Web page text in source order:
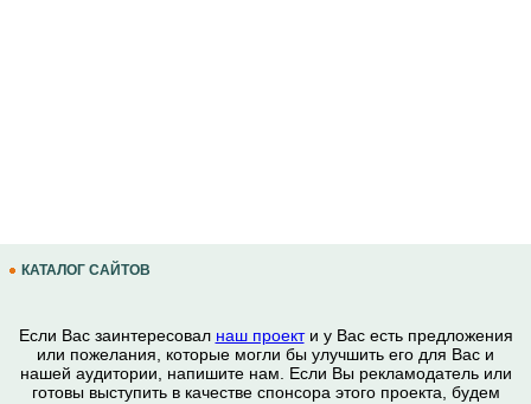
КАТАЛОГ САЙТОВ
Если Вас заинтересовал наш проекти у Вас есть предложения
или пожелания, которые могли бы улучшить его для Вас и
нашей аудитории, напишите нам. Если Вы рекламодатель или
готовы выступить в качестве спонсора этого проекта, будем